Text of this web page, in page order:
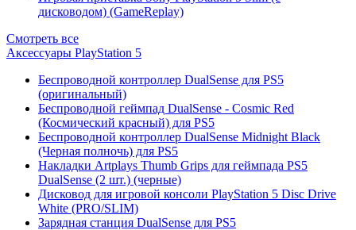
дисководом) (GameReplay)
Смотреть все
Аксессуары PlayStation 5
Беспроводной контроллер DualSense для PS5
(оригинальный)
Беспроводной геймпад DualSense - Cosmic Red
(Космический красный) для PS5
Беспроводной контроллер DualSense Midnight Black
(Черная полночь) для PS5
Накладки Artplays Thumb Grips для геймпада PS5
DualSense (2 шт.) (черные)
Дисковод для игровой консоли PlayStation 5 Disc Drive
White (PRO/SLIM)
Зарядная станция DualSense для PS5